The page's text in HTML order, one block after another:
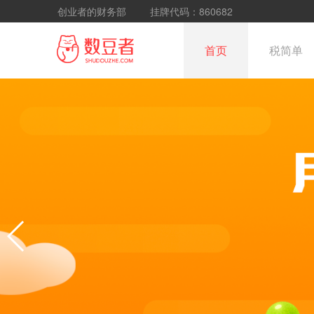
创业者的财务部 挂牌代码：860682
首页 税简单